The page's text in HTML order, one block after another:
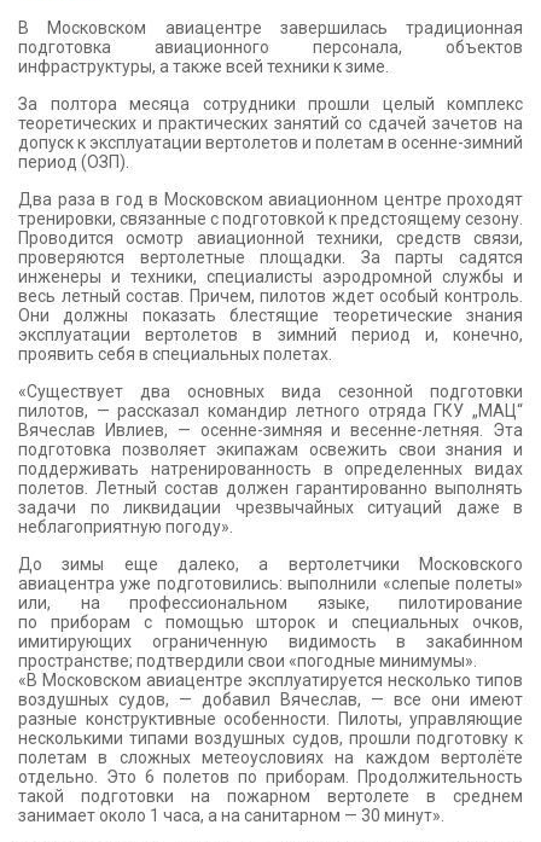
КОНТАКТЫ
В Московском авиацентре завершилась традиционная
подготовка авиационного персонала, объектов
инфраструктуры, а также всей техники к зиме.
За полтора месяца сотрудники прошли целый комплекс
теоретических и практических занятий со сдачей зачетов на
допуск к эксплуатации вертолетов и полетам в осенне-зимний
период (ОЗП).
Два раза в год в Московском авиационном центре проходят
тренировки, связанные с подготовкой к предстоящему сезону.
Проводится осмотр авиационной техники, средств связи,
проверяются вертолетные площадки. За парты садятся
инженеры и техники, специалисты аэродромной службы и
весь летный состав. Причем, пилотов ждет особый контроль.
Они должны показать блестящие теоретические знания
эксплуатации вертолетов в зимний период и, конечно,
проявить себя в специальных полетах.
«Существует два основных вида сезонной подготовки
пилотов, — рассказал командир летного отряда ГКУ „МАЦ“
Вячеслав Ивлиев, — осенне-зимняя и весенне-летняя. Эта
подготовка позволяет экипажам освежить свои знания и
поддерживать натренированность в определенных видах
полетов. Летный состав должен гарантированно выполнять
задачи по ликвидации чрезвычайных ситуаций даже в
неблагоприятную погоду».
До зимы еще далеко, а вертолетчики Московского
авиацентра уже подготовились: выполнили «слепые полеты»
или, на профессиональном языке, пилотирование
по приборам с помощью шторок и специальных очков,
имитирующих ограниченную видимость в закабинном
пространстве; подтвердили свои «погодные минимумы».
«В Московском авиацентре эксплуатируется несколько типов
воздушных судов, — добавил Вячеслав, — все они имеют
разные конструктивные особенности. Пилоты, управляющие
несколькими типами воздушных судов, прошли подготовку к
полетам в сложных метеоусловиях на каждом вертолёте
отдельно. Это 6 полетов по приборам. Продолжительность
такой подготовки на пожарном вертолете в среднем
занимает около 1 часа, а на санитарном — 30 минут».